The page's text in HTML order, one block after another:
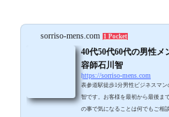
sorriso-mens.com 1 Pocket
40代50代60代の男性
容師石川智
https://sorriso-mens.com
表参道駅徒歩1分男性ビジネスマ
智です。お客様を最初から最後ま
の事で気になることは何でもご相